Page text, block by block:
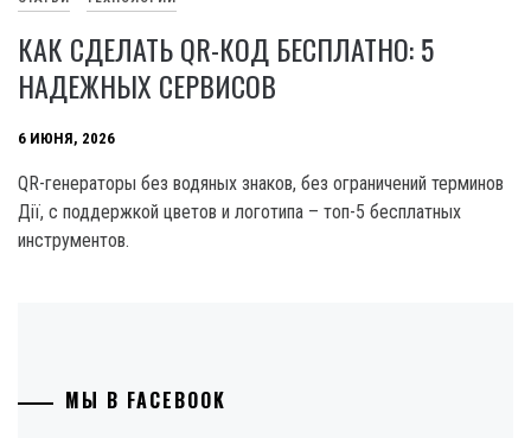
КАК СДЕЛАТЬ QR-КОД БЕСПЛАТНО: 5
НАДЕЖНЫХ СЕРВИСОВ
6 ИЮНЯ, 2026
QR-генераторы без водяных знаков, без ограничений терминов
Дії, с поддержкой цветов и логотипа – топ-5 бесплатных
инструментов.
МЫ В FACEBOOK